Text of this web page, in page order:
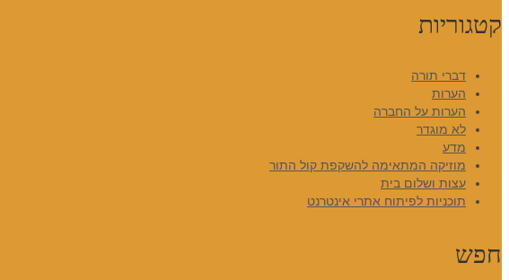
קטגוריות
דברי תורה
הערות
הערות על החברה
לא מוגדר
מדע
מוזיקה המתאימה להשקפת קול התור
עצות ושלום בית
תוכניות לפיתוח אתרי אינטרנט
חפש